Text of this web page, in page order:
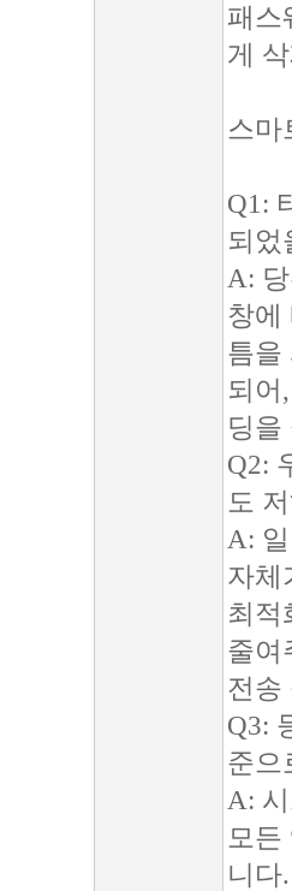
패스
게
스마
Q1:
되었
A:
창에
틈을
되어
딩을
Q2:
도
A:
자체
최적
줄여
전송
Q3:
준으
A:
모
니다